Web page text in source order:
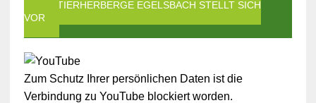
DIE TIERHERBERGE EGELSBACH STELLT SICH
VOR
Zum Schutz Ihrer persönlichen Daten ist die
Verbindung zu YouTube blockiert worden.